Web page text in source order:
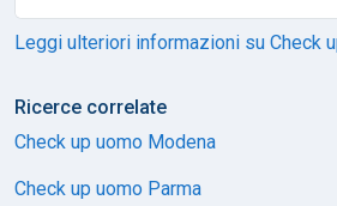
Leggi ulteriori informazioni su Check
Ricerce correlate
Check up uomo Modena
Check up uomo Parma